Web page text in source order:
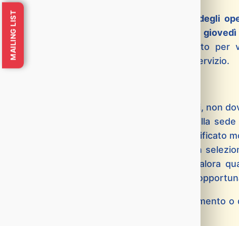
La data presunta di avvio in servizio degli
conferma da parte del Dipartimento, è
controllare periodicamente il nostro sito per
definitive e la data definitiva di avvio in servizio.
I candidati risultati idonei selezionati, non
definitiva di avvio e presentarsi nella
primo giorno di servizio, senza giustificato
Coloro che sono risultati idonei non
dalla data di avvio dei progetti, qualora
servizio. In ogni caso ne verrà data
Si ricorda che per qualsiasi tipo di chiarimento
MAILING LIST